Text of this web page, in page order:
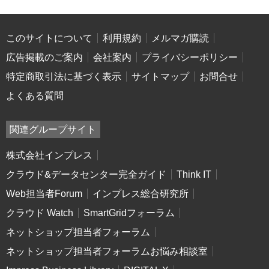
このサイトについて 利用規約
メルマガ購読
広告掲載のご案内
会社案内
プライバシーポリシー
特定商取引法に基づく表示
サイトマップ
お問合せ
よくある質問
関連グループサイト
株式会社インプレス
クラウド&データセンター完全ガイド
Think IT
Web担当者Forum
インプレス総合研究所
クラウド Watch
SmartGridフォーラム
ネットショップ担当者フォーラム
ネットショップ担当者フォーラムお悩み相談室